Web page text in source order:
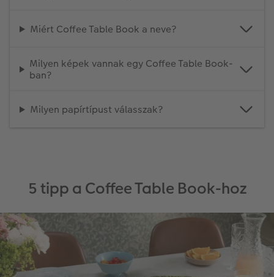
Miért Coffee Table Book a neve?
Milyen képek vannak egy Coffee Table Book-
ban?
Milyen papírtípust válasszak?
5 tipp a Coffee Table Book-hoz